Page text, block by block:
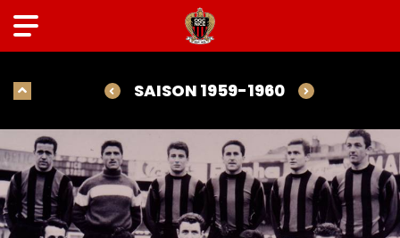
SAISON 1959-1960